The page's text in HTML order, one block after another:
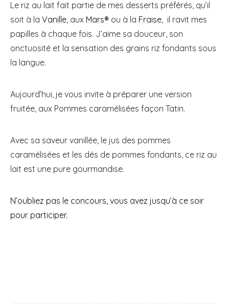
Le riz au lait fait partie de mes desserts préférés, qu’il
soit à la Vanille , aux Mars® ou à la Fraise , il ravit mes
papilles à chaque fois. J’aime sa douceur, son
onctuosité et la sensation des grains riz fondants sous
la langue.
Aujourd’hui, je vous invite à préparer une version
fruitée, aux Pommes caramélisées façon Tatin.
Avec sa saveur vanillée, le jus des pommes
caramélisées et les dés de pommes fondants, ce riz au
lait est une pure gourmandise.
N’oubliez pas le concours, vous avez jusqu’à ce soir
pour participer.